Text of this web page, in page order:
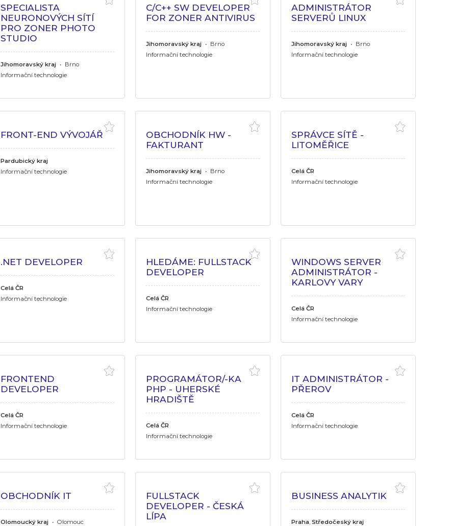
SPECIALISTA
NEURONOVÝCH SÍTÍ
PRO ZONER PHOTO
STUDIO
Jihomoravský kraj • Brno
Informační technologie
C/C++ SW DEVELOPER
FOR ZONER ANTIVIRUS
Jihomoravský kraj • Brno
Informační technologie
ADMINISTRÁTOR
SERVERŮ LINUX
Jihomoravský kraj • Brno
Informační technologie
FRONT-END VÝVOJÁŘ
Pardubický kraj
Informační technologie
OBCHODNÍK HW -
FAKTURANT
Jihomoravský kraj • Brno
Informační technologie
SPRÁVCE SÍTĚ -
LITOMĚŘICE
Celá ČR
Informační technologie
.NET DEVELOPER
Celá ČR
Informační technologie
HLEDÁME: FULLSTACK
DEVELOPER
Celá ČR
Informační technologie
WINDOWS SERVER
ADMINISTRÁTOR -
KARLOVY VARY
Celá ČR
Informační technologie
FRONTEND
DEVELOPER
Celá ČR
Informační technologie
PROGRAMÁTOR/-KA
PHP - UHERSKÉ
HRADIŠTĚ
Celá ČR
Informační technologie
IT ADMINISTRÁTOR -
PŘEROV
Celá ČR
Informační technologie
OBCHODNÍK IT
Olomoucký kraj • Olomouc
FULLSTACK
DEVELOPER - ČESKÁ
LÍPA
BUSINESS ANALYTIK
Praha, Středočeský kraj